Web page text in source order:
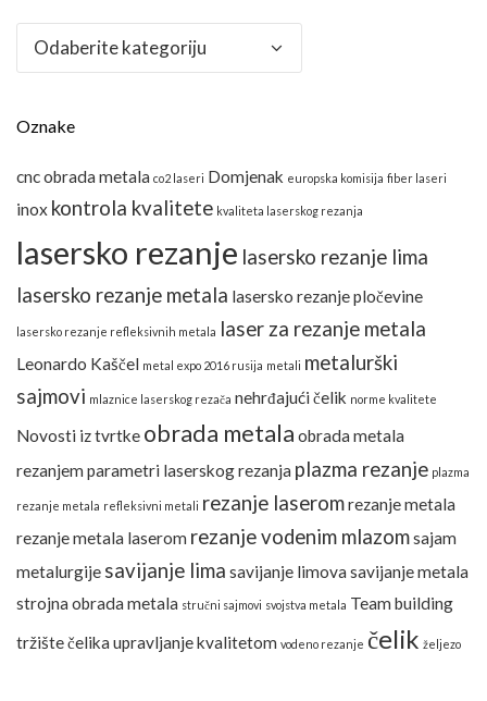
Kategorije
Oznake
cnc obrada metala co2 laseri Domjenak europska komisija fiber laseri
inox kontrola kvalitete kvaliteta laserskog rezanja
lasersko rezanje lasersko rezanje lima
lasersko rezanje metala lasersko rezanje pločevine
lasersko rezanje refleksivnih metala laser za rezanje metala
Leonardo Kaščel metal expo 2016 rusija metali metalurški
sajmovi mlaznice laserskog rezača nehrđajući čelik norme kvalitete
Novosti iz tvrtke obrada metala obrada metala
rezanjem parametri laserskog rezanja plazma rezanje plazma
rezanje metala refleksivni metali rezanje laseromrezanje metala
rezanje metala laserom rezanje vodenim mlazomsajam
metalurgije savijanje lima savijanje limova savijanje metala
strojna obrada metala stručni sajmovi svojstva metala Team building
tržište čelika upravljanje kvalitetom vodeno rezanje čelik željezo